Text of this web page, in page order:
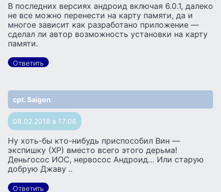
В последних версиях андроид включая 6.0.1, далеко
не все можно перенести на карту памяти, да и
многое зависит как разработано приложение —
сделал ли автор возможность установки на карту
памяти.
Ответить
cpt. Saigon:
08.02.2018 в 17:06
Ну хоть-бы кто-нибудь приспособил Вин —
экспишку (ХР) вместо всего этого дерьма!
Деньгосос ИОС, нервосос Андроид… Или старую
добрую Джаву ..
Ответить